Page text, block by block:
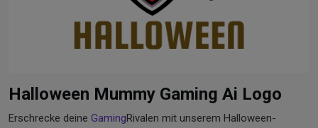
Halloween Mummy Gaming Ai Logo
Erschrecke deine GamingRivalen mit unserem Halloween-